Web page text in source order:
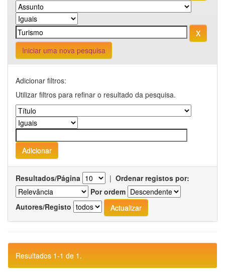
Iniciar uma nova pesquisa
Adicionar filtros:
Utilizar filtros para refinar o resultado da pesquisa.
Resultados/Página | Ordenar registos por:
Por ordem
Autores/Registo
Resultados 1-1 de 1.